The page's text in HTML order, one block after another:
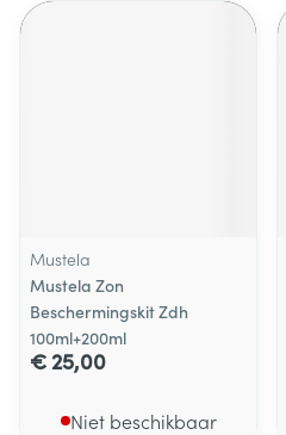
Mustela
Mustela Zon
Beschermingskit Zdh
100ml+200ml
€ 25,00
Niet beschikbaar